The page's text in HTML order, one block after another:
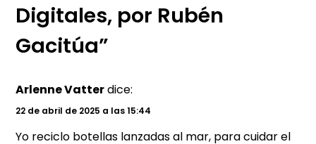
Digitales, por Rubén
Gacitúa”
Arlenne Vatterdice:
22 de abril de 2025 a las 15:44
Yo reciclo botellas lanzadas al mar, para cuidar el